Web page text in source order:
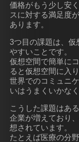
価格がもう少し安
スに対する満足度
あります。
3つ目の課題は、仮
やすいことです。
仮想空間で簡単に
ると仮想空間に入
世界でのコミュニ
いはうまくいかな
こうした課題はあ
企業が増えており
想されています。
たとえば医療の分